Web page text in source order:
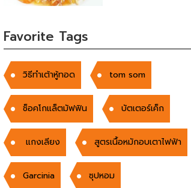
Favorite Tags
วิธีทำเต้าหู้ทอด tom som
ช็อคโกแล็ตมัฟฟิน บัตเตอร์เค็ก
แกงเลียง สูตรเนื้อหมักอบเตาไฟฟ้า
Garcinia ซุปหอม